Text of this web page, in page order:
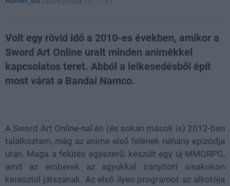
Volt egy rövid idő a 2010-es években, amikor a
Sword Art Online uralt minden animékkel
kapcsolatos teret. Abból a lelkesedésből épít
most várat a Bandai Namco.
A Sword Art Online-nal én (és sokan mások is) 2012-ben
találkoztam, még az anime első felének néhány epizódja
után. Maga a felütés egyszerű: készült egy új MMORPG,
amit az emberek az agyukkal irányított sisakokon
keresztül játszanak. Az első ilyen programot az alkotója